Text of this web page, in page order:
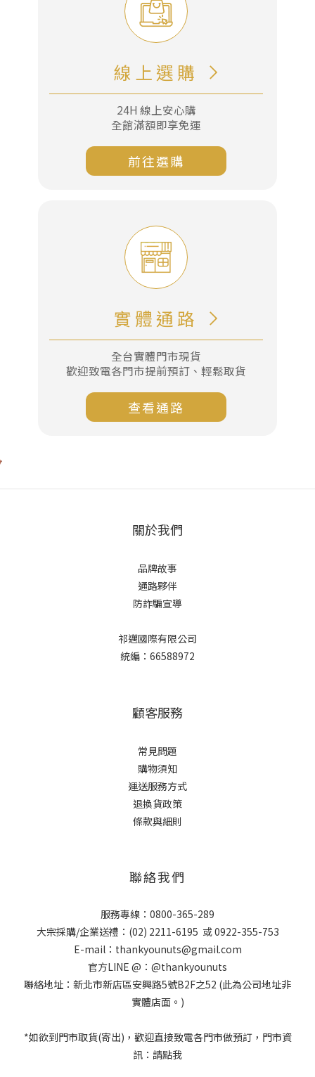
線上選購
24H 線上安心購
全館滿額即享免運
前往選購
實體通路
全台實體門市現貨
歡迎致電各門市提前預訂、輕鬆取貨
查看通路
關於我們
品牌故事
通路夥伴
防詐騙宣導
祁邁國際有限公司
統編：66588972
顧客服務
常見問題
購物須知
運送服務方式
退換貨政策
條款與細則
聯絡我們
服務專線： 0800-365-289
大宗採購/企業送禮： (02) 2211-6195 或0922-355-753
E-mail： thankyounuts@gmail.com
官方LINE @： @thankyounuts
聯絡地址：新北市新店區安興路5號B2F之52 (此為公司地址非
實體店面。)
*如欲到門市取貨(寄出)，歡迎直接致電各門市做預訂，門市資
訊： 請點我